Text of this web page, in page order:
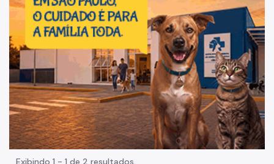
Exibindo 1 - 1 de 2 resultados.